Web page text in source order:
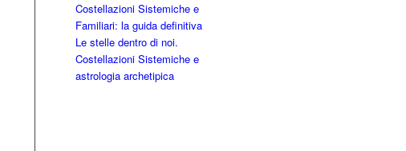
Costellazioni Sistemiche e
Familiari: la guida definitiva
Le stelle dentro di noi.
Costellazioni Sistemiche e
astrologia archetipica